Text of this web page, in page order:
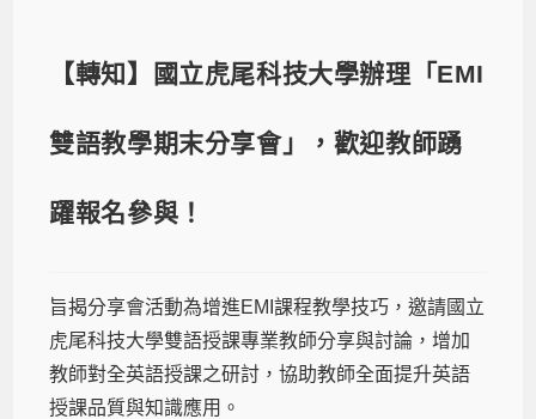
【轉知】國立虎尾科技大學辦理「EMI
雙語教學期末分享會」，歡迎教師踴
躍報名參與！
旨揭分享會活動為增進EMI課程教學技巧，邀請國立
虎尾科技大學雙語授課專業教師分享與討論，增加
教師對全英語授課之研討，協助教師全面提升英語
授課品質與知識應用。